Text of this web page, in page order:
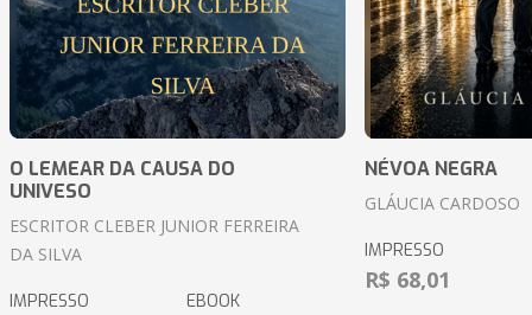
O LEMEAR DA CAUSA DO
UNIVESO
ESCRITOR CLEBER JUNIOR FERREIRA
DA SILVA
IMPRESSO EBOOK
NÉVOA NEGRA
GLÁUCIA CARDOSO
IMPRESSO
R$ 68,01